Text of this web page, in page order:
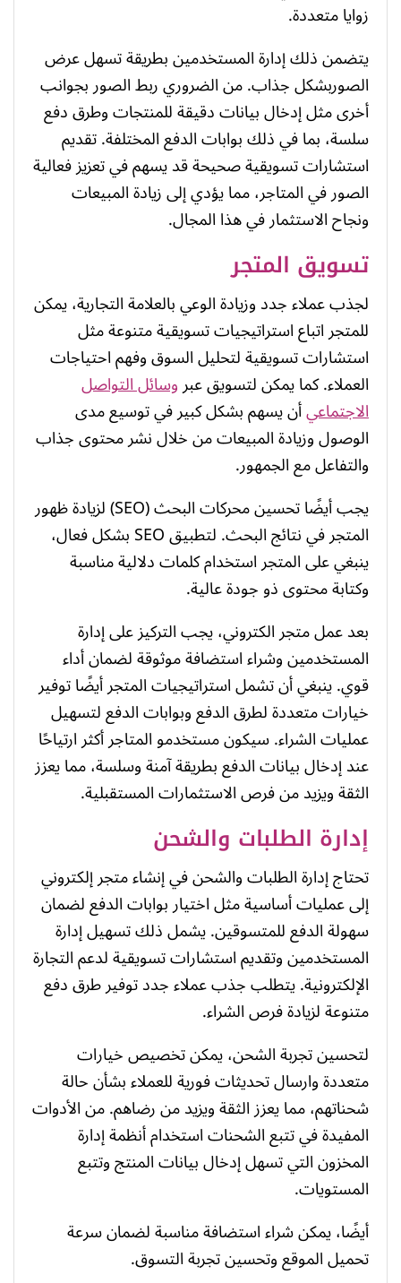
زوايا متعددة.
يتضمن ذلك إدارة المستخدمين بطريقة تسهل عرض
الصوربشكل جذاب. من الضروري ربط الصور بجوانب
أخرى مثل إدخال بيانات دقيقة للمنتجات وطرق دفع
سلسة، بما في ذلك بوابات الدفع المختلفة. تقديم
استشارات تسويقية صحيحة قد يسهم في تعزيز فعالية
الصور في المتاجر، مما يؤدي إلى زيادة المبيعات
ونجاح الاستثمار في هذا المجال.
تسويق المتجر
لجذب عملاء جدد وزيادة الوعي بالعلامة التجارية، يمكن
للمتجر اتباع استراتيجيات تسويقية متنوعة مثل
استشارات تسويقية لتحليل السوق وفهم احتياجات
العملاء. كما يمكن لتسويق عبروسائل التواصل
الاجتماعيأن يسهم بشكل كبير في توسيع مدى
الوصول وزيادة المبيعات من خلال نشر محتوى جذاب
والتفاعل مع الجمهور.
يجب أيضًا تحسين محركات البحث (SEO) لزيادة ظهور
المتجر في نتائج البحث. لتطبيق SEO بشكل فعال،
ينبغي على المتجر استخدام كلمات دلالية مناسبة
وكتابة محتوى ذو جودة عالية.
بعد عمل متجر الكتروني، يجب التركيز على إدارة
المستخدمين وشراء استضافة موثوقة لضمان أداء
قوي. ينبغي أن تشمل استراتيجيات المتجر أيضًا توفير
خيارات متعددة لطرق الدفع وبوابات الدفع لتسهيل
عمليات الشراء. سيكون مستخدمو المتاجر أكثر ارتياحًا
عند إدخال بيانات الدفع بطريقة آمنة وسلسة، مما يعزز
الثقة ويزيد من فرص الاستثمارات المستقبلية.
إدارة الطلبات والشحن
تحتاج إدارة الطلبات والشحن في إنشاء متجر إلكتروني
إلى عمليات أساسية مثل اختيار بوابات الدفع لضمان
سهولة الدفع للمتسوقين. يشمل ذلك تسهيل إدارة
المستخدمين وتقديم استشارات تسويقية لدعم التجارة
الإلكترونية. يتطلب جذب عملاء جدد توفير طرق دفع
متنوعة لزيادة فرص الشراء.
لتحسين تجربة الشحن، يمكن تخصيص خيارات
متعددة وارسال تحديثات فورية للعملاء بشأن حالة
شحناتهم، مما يعزز الثقة ويزيد من رضاهم. من الأدوات
المفيدة في تتبع الشحنات استخدام أنظمة إدارة
المخزون التي تسهل إدخال بيانات المنتج وتتبع
المستويات.
أيضًا، يمكن شراء استضافة مناسبة لضمان سرعة
تحميل الموقع وتحسين تجربة التسوق.